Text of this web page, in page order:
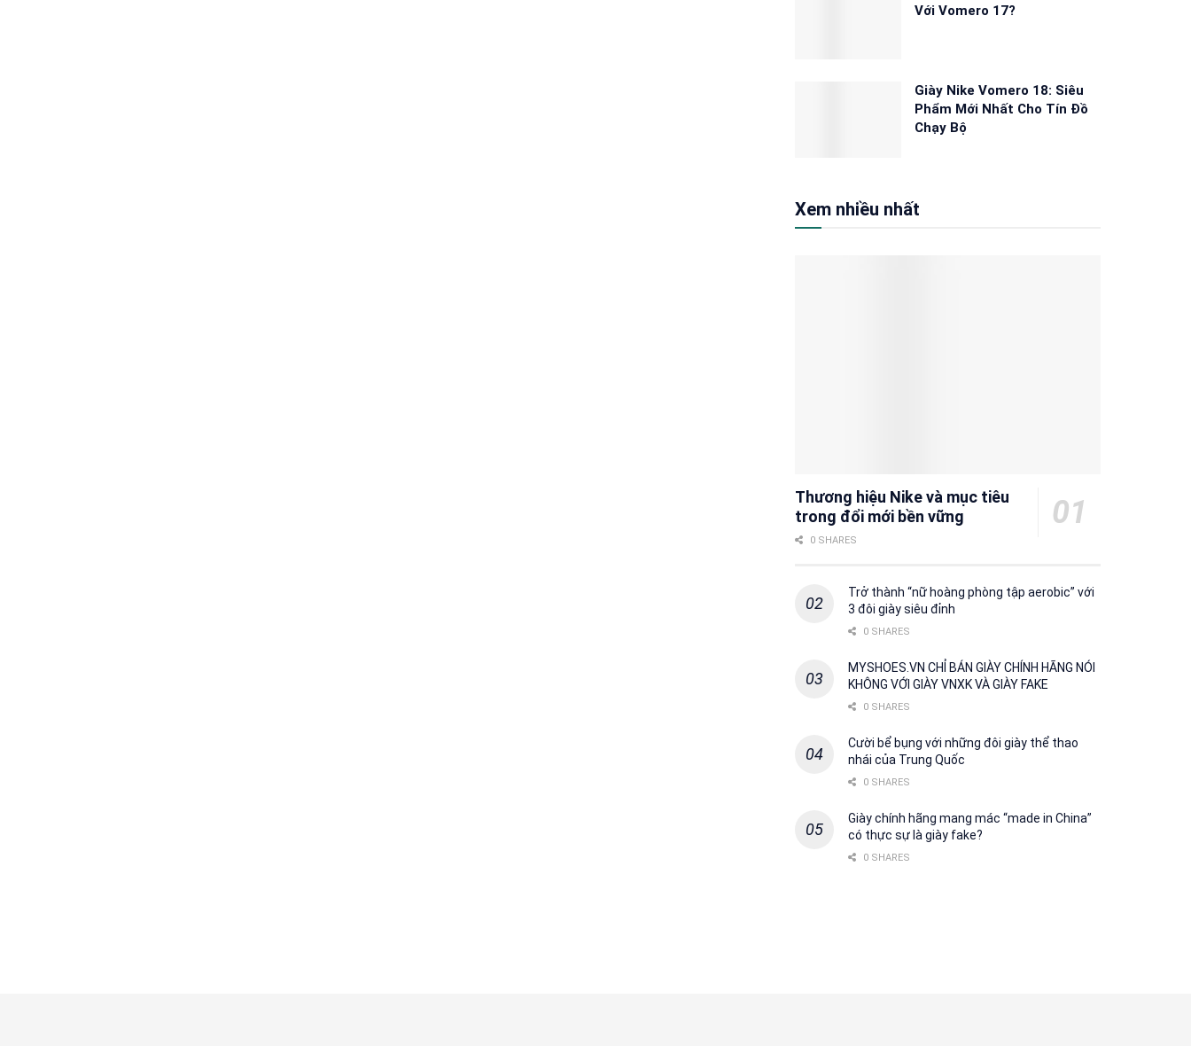
Với Vomero 17?
Giày Nike Vomero 18: Siêu
Phẩm Mới Nhất Cho Tín Đồ
Chạy Bộ
Xem nhiều nhất
Thương hiệu Nike và mục tiêu
trong đổi mới bền vững
0 SHARES
Trở thành “nữ hoàng phòng tập aerobic” với
3 đôi giày siêu đỉnh
0 SHARES
MYSHOES.VN CHỈ BÁN GIÀY CHÍNH HÃNG NÓI
KHÔNG VỚI GIÀY VNXK VÀ GIÀY FAKE
0 SHARES
Cười bể bụng với những đôi giày thể thao
nhái của Trung Quốc
0 SHARES
Giày chính hãng mang mác “made in China”
có thực sự là giày fake?
0 SHARES